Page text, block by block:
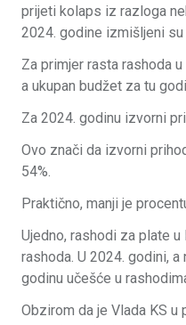
prijeti kolaps iz razloga
2024. godine izmišljeni
Za primjer rasta rashoda
a ukupan budžet za tu
Za 2024. godinu izvorni
Ovo znači da izvorni
54%.
Praktično, manji je
Ujedno, rashodi za plate
rashoda. U 2024. godini,
godinu učešće u
Obzirom da je Vlada KS